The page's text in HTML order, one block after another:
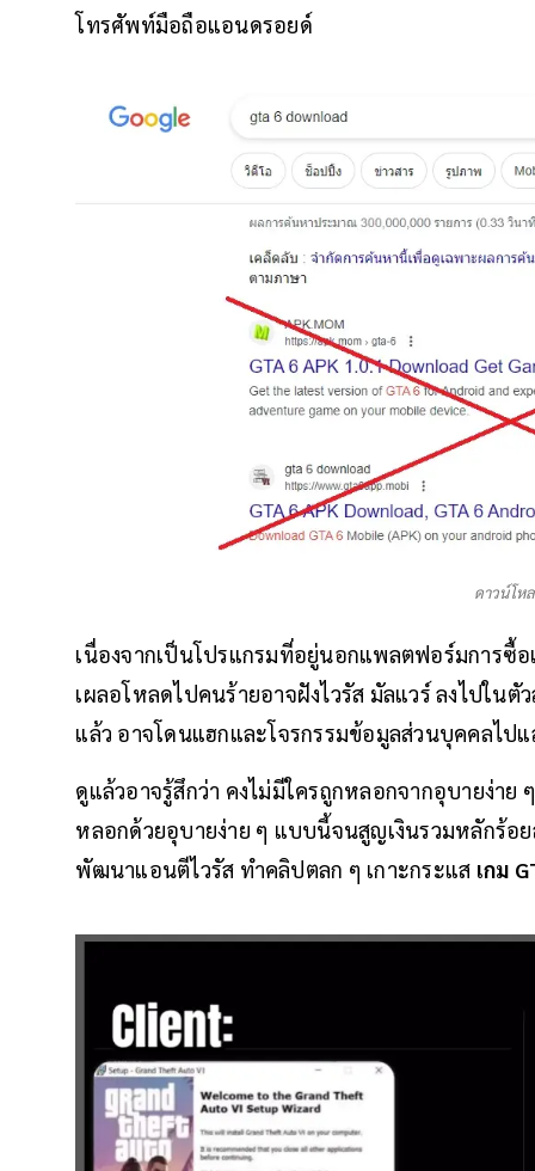
โทรศัพท์มือถือแอนดรอยด์
ดาวน์โห
เนื่องจากเป็นโปรแกรมที่อยู่นอกแพลตฟอร์มการซื้
เผลอโหลดไปคนร้ายอาจฝังไวรัส มัลแวร์ ลงไปในตั
แล้ว อาจโดนแฮกและโจรกรรมข้อมูลส่วนบุคคลไป
ดูแล้วอาจรู้สึกว่า คงไม่มีใครถูกหลอกจากอุบายง่า
หลอกด้วยอุบายง่าย ๆ แบบนี้จนสูญเงินรวมหลักร้อย
พัฒนาแอนตีไวรัส ทำคลิปตลก ๆ เกาะกระแส เกม